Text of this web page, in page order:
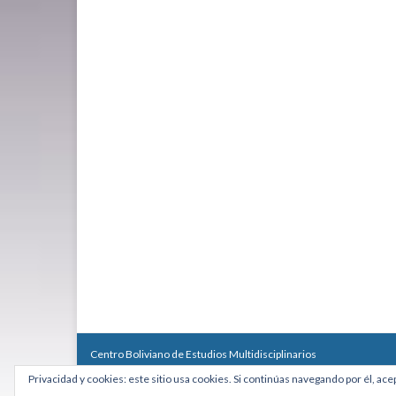
Centro Boliviano de Estudios Multidisciplinarios
Calle Macario Pinilla # 2588 esq. Av. Arce, Edificio Arcadia,
Teléfono: +591 2431818 - Celular: +591 73027636
Privacidad y cookies: este sitio usa cookies. Si continúas navegando por él,